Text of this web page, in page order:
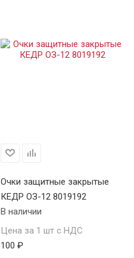
Очки защитные закрытые
КЕДР ОЗ-12 8019192
В наличии
Цена за 1 шт с НДС
100 ₽